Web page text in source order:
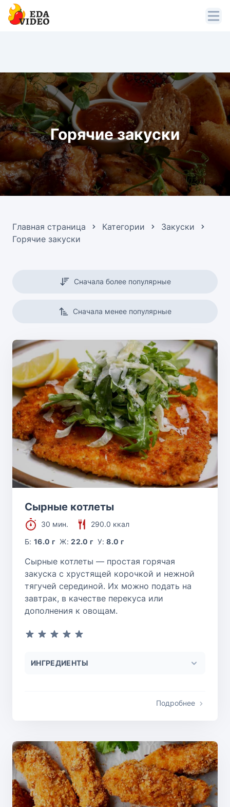
Горячие закуски
Главная страница Категории
Закуски
Горячие закуски
Сначала более популярные
Сначала менее популярные
Сырные котлеты
30 мин.
290.0 ккал
Б:16.0 г Ж:22.0 г У:8.0 г
Сырные котлеты — простая горячая
закуска с хрустящей корочкой и нежной
тягучей серединой. Их можно подать на
завтрак, в качестве перекуса или
дополнения к овощам.
ИНГРЕДИЕНТЫ
Подробнее